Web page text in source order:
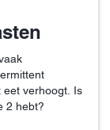
eet verhoogt. Is
2 hebt?